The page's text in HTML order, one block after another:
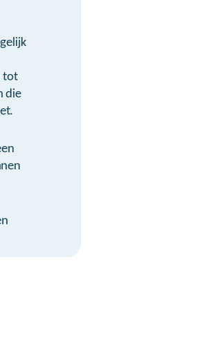
tot
die